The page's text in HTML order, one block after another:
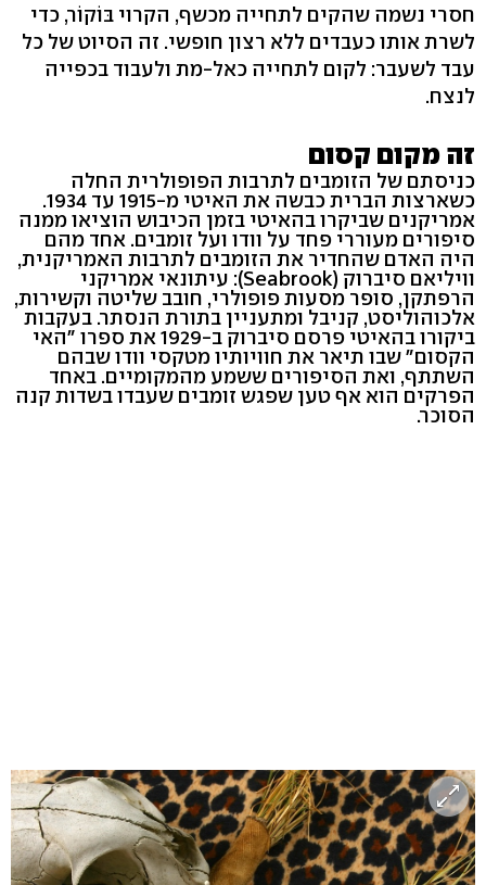
חסרי נשמה שהקים לתחייה מכשף, הקרוי בּוֹקוֹר, כדי
לשרת אותו כעבדים ללא רצון חופשי. זה הסיוט של כל
עבד לשעבר: לקום לתחייה כאל-מת ולעבוד בכפייה
לנצח.
זה מקום קסום
כניסתם של הזומבים לתרבות הפופולרית החלה
כשארצות הברית כבשה את האיטי מ-1915 עד 1934.
אמריקנים שביקרו בהאיטי בזמן הכיבוש הוציאו ממנה
סיפורים מעוררי פחד על וודו ועל זומבים. אחד מהם
היה האדם שהחדיר את הזומבים לתרבות האמריקנית,
וויליאם סיברוק (Seabrook): עיתונאי אמריקני
הרפתקן, סופר מסעות פופולרי, חובב שליטה וקשירות,
אלכוהוליסט, קניבל ומתעניין בתורת הנסתר. בעקבות
ביקורו בהאיטי פרסם סיברוק ב-1929 את ספרו "האי
הקסום" שבו תיאר את חוויותיו מטקסי וודו שבהם
השתתף, ואת הסיפורים ששמע מהמקומיים. באחד
הפרקים הוא אף טען שפגש זומבים שעבדו בשדות קנה
הסוכר.